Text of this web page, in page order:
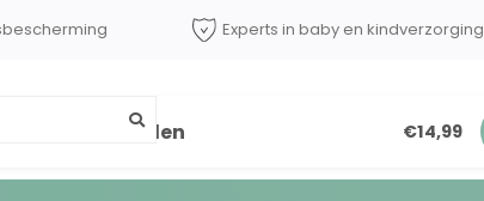
Experts in baby en kindverzorging
– 0-3 Maanden €14,99